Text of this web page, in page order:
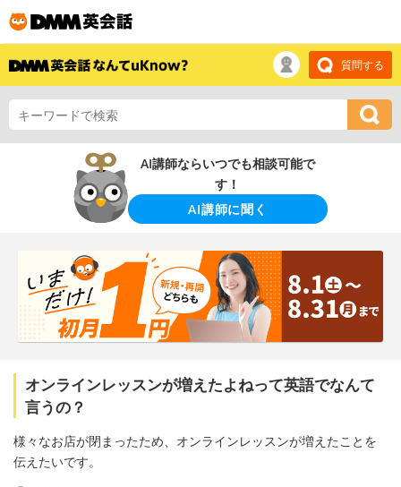
質問する
AI講師ならいつでも相談可能で
す！
AI講師に聞く
オンラインレッスンが増えたよねって英語でなんて
言うの？
様々なお店が閉まったため、オンラインレッスンが増えたことを
伝えたいです。